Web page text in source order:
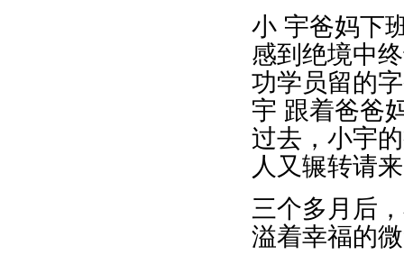
小 宇爸妈下
感到绝境中
功学员留的
宇 跟着爸爸
过去，小宇
人又辗转请
三个多月后
溢着幸福的